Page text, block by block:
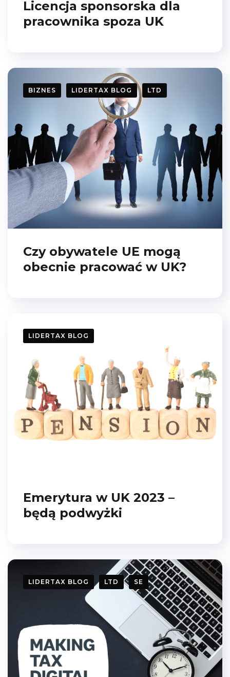
Licencja sponsorska dla
pracownika spoza UK
BIZNES LIDERTAX BLOG LTD
Czy obywatele UE mogą
obecnie pracować w UK?
LIDERTAX BLOG
Emerytura w UK 2023 –
będą podwyżki
LIDERTAX BLOG LTD SE